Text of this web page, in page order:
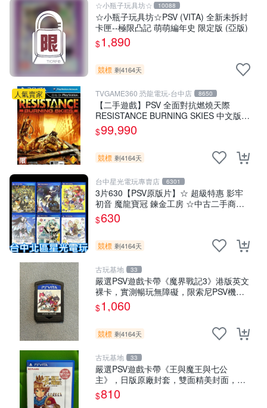
☆小瓶子玩具坊☆ 10088
☆小瓶子玩具坊☆PSV (VITA) 全新未拆封
卡匣--極限凸記 萌萌編年史 限定版 (亞版)
$1,890
競標 剩4164天
人氣賣家 TVGAME360 恐龍電玩-台中店 8650
【二手遊戲】PSV 全面對抗燃燒天際
RESISTANCE BURNING SKIES 中文版
【台中恐龍電玩】
$99,990
競標 剩4164天
台中星光電玩專賣店 6301
3片630【PSV原版片】☆ 超級特惠 影牢
初音 魔龍寶冠 鍊金工房 ☆中古二手商品
【星光】
$630
競標 剩4164天
古玩基地 33
嚴選PSV遊戲卡帶《魔界戰記3》港版英文
裸卡，實測暢玩無障礙，限索尼PSV機器
運行 psv 港版 魔界戰記3
$1,060
競標 剩4164天
古玩基地 33
嚴選PSV遊戲卡帶《王與魔王與七公
主》，日版原廠封套，雙面精美封面，實
測暢玩無障礙。久藏家中，輕微使用痕
跡，實物圖可查，歡迎細心評估。古董級
$810